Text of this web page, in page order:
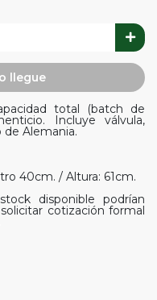
llegue
total (batch de
Incluye válvula,
Alemania.
40cm. / Altura: 61cm.
disponible podrían
cotización formal